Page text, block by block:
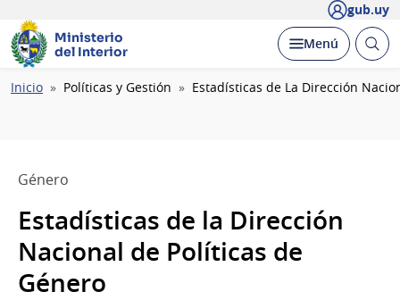
gub.uy
Ministerio
del Interior
Desplegar
Menú Abrir
Ruta
Inicio Políticas y Gestión Estadísticas de La Dirección
Género
Estadísticas de la Dirección
Nacional de Políticas de
Género